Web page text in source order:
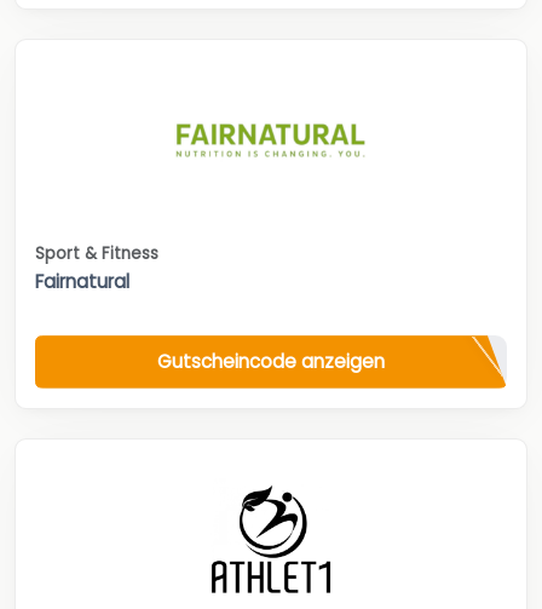
Sport & Fitness
Fairnatural
Gutscheincode anzeigen